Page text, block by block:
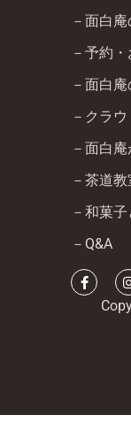
－面白
－予約
－面白
－クラ
－面白
－茶道
－和菓
－Q&A